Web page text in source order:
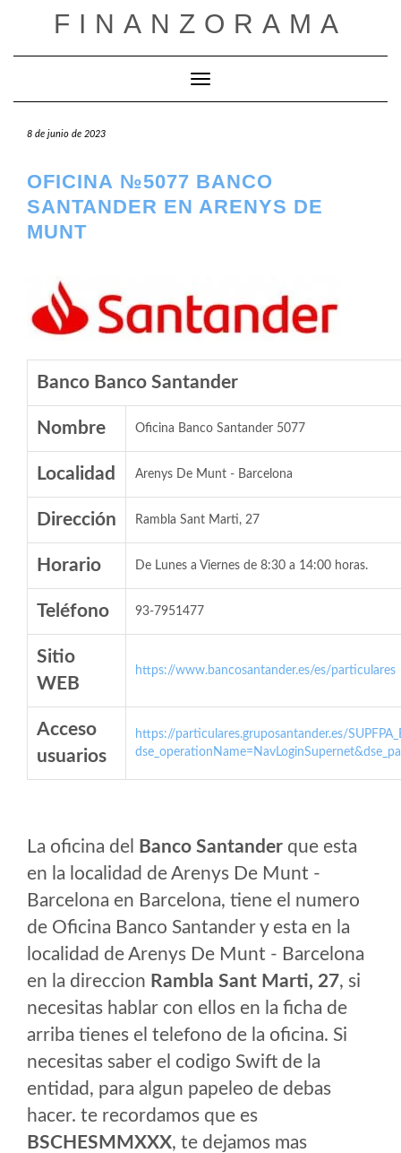
FINANZORAMA
Cambiar modo de navegación
8 de junio de 2023
OFICINA №5077 BANCO
SANTANDER EN ARENYS DE
MUNT
Banco Banco Santander
Nombre Oficina Banco Santander 5077
Localidad Arenys De Munt - Barcelona
Dirección Rambla Sant Marti, 27
Horario De Lunes a Viernes de 8:30 a 14:00 horas.
Teléfono 93-7951477
Sitio
WEB
https://www.bancosantander.es/es/particulares
Acceso
usuarios
https://particulares.gruposantander.es/
La oficina del Banco Santander que esta
en la localidad de Arenys De Munt -
Barcelona en Barcelona, tiene el numero
de Oficina Banco Santander y esta en la
localidad de Arenys De Munt - Barcelona
en la direccion Rambla Sant Marti, 27, si
necesitas hablar con ellos en la ficha de
arriba tienes el telefono de la oficina. Si
necesitas saber el codigo Swift de la
entidad, para algun papeleo de debas
hacer. te recordamos que es
BSCHESMMXXX, te dejamos mas